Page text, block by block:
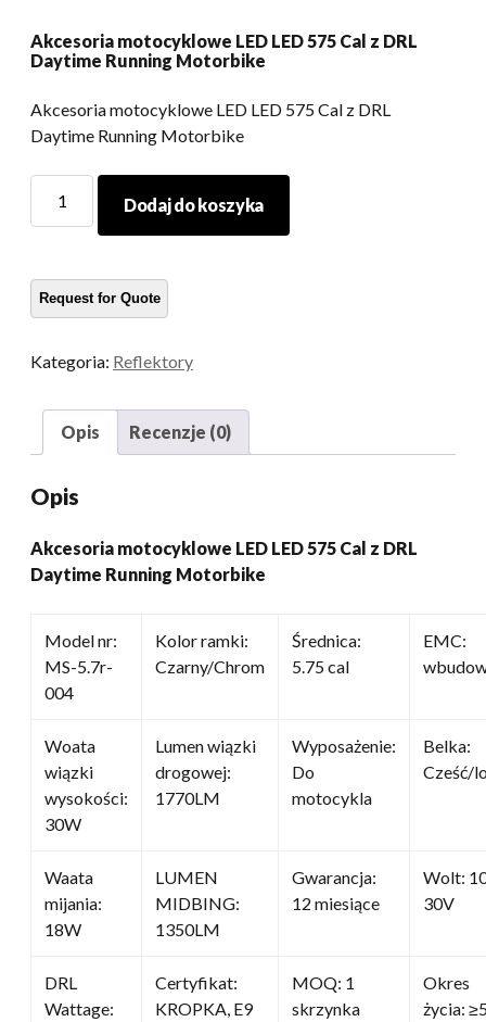
Akcesoria motocyklowe LED LED 575 Cal z DRL
Daytime Running Motorbike
Akcesoria motocyklowe LED LED 575 Cal z DRL
Daytime Running Motorbike
motocyklowe
575
Cal
DRL
Running
Motorbike
Dodaj do koszyka
Kategoria: Reflektory
Opis Recenzje (0)
Opis
Akcesoria motocyklowe LED LED 575 Cal z DRL
Daytime Running Motorbike
Model nr:
MS-5.7r-
004
Kolor ramki:
Czarny/Chrom
Średnica:
5.75 cal
EMC:
Woata
wiązki
wysokości:
30W
Lumen wiązki
drogowej:
1770LM
Wyposażenie:
Do
motocykla
Belka:
Cześć/
Waata
mijania:
18W
LUMEN
MIDBING:
1350LM
Gwarancja:
12 miesiące
Wolt:
30V
DRL
Wattage:
Certyfikat:
KROPKA, E9
MOQ: 1
skrzynka
Okres
życia: